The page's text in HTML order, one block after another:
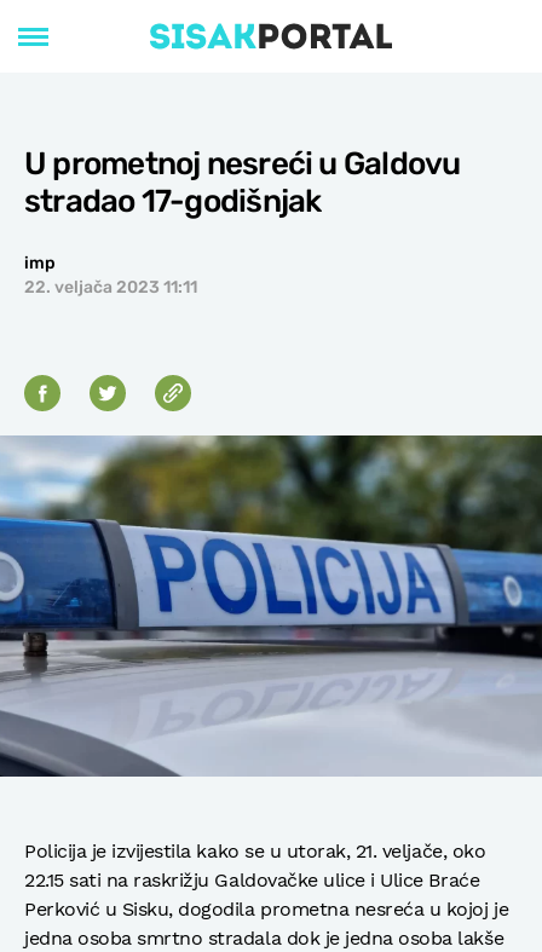
U prometnoj nesreći u Galdovu
stradao 17-godišnjak
imp
22. veljača 2023 11:11
Policija je izvijestila kako se u utorak, 21. veljače, oko
22.15 sati na raskrižju Galdovačke ulice i Ulice Braće
Perković u Sisku, dogodila prometna nesreća u kojoj je
jedna osoba smrtno stradala dok je jedna osoba lakše